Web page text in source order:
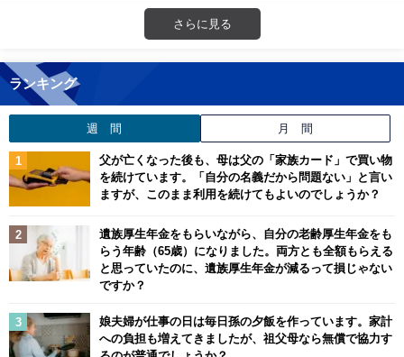
さらに見る
ランキング
週 間 月 間
父が亡くなった後も、母は父の「家族カード」で買い物
を続けています。「自分の名義だから問題ない」と言い
ますが、このまま利用を続けてもよいのでしょうか？
遺族厚生年金をもらいながら、自分の老齢厚生年金をも
らう年齢（65歳）になりました。両方とも全額もらえる
と思っていたのに、遺族厚生年金が減るって損じゃない
ですか？
娘夫婦が仕事の日は毎日孫の夕飯を作っています。家計
への負担も増えてきましたが、祖父母なら無償で協力す